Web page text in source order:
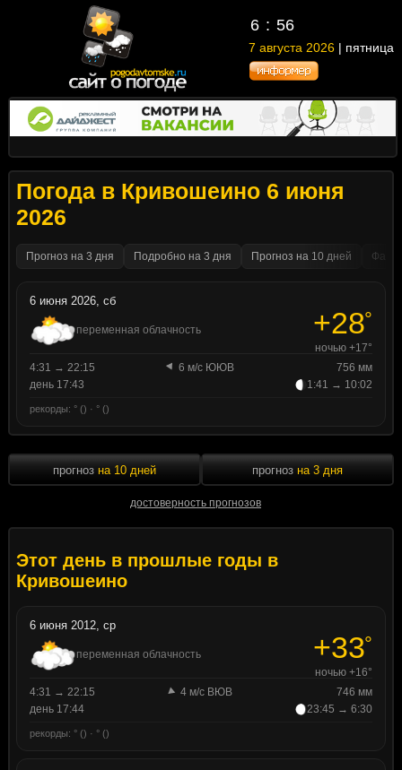
6 : 56
7 августа 2026 | пятница
Погода в Кривошеино 6 июня
2026
Прогноз на 3 дня Подробно на 3 дня Прогноз на 10 дней
6 июня 2026, сб
переменная облачность +28°
ночью +17°
4:31 → 22:15
6 м/с ЮЮВ
756 мм
день 17:43
1:41 → 10:02
рекорды: ° () · ° ()
прогноз на 10 дней
достоверность прогнозов
прогноз на 3 дня
Этот день в прошлые годы в
Кривошеино
6 июня 2012, ср
переменная облачность +33°
ночью +16°
4:31 → 22:15
4 м/с ВЮВ
746 мм
день 17:44
23:45 → 6:30
рекорды: ° () · ° ()